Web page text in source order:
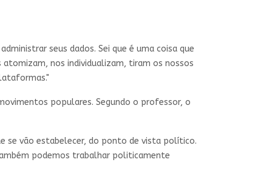
seus dados. Sei que é uma coisa que
nos individualizam, tiram os nossos
populares. Segundo o professor, o
se vão estabelecer, do ponto de vista político.
podemos trabalhar politicamente